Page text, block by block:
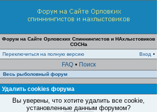
Форум на Сайте Орловских Спиннингистов и НАхлыстовиков
СОСНа
Переключиться на полную версию
Вход •
FAQ • Поиск
Весь рыболовный форум
Удалить cookies форума
Вы уверены, что хотите удалить все cookie,
установленные данным форумом?